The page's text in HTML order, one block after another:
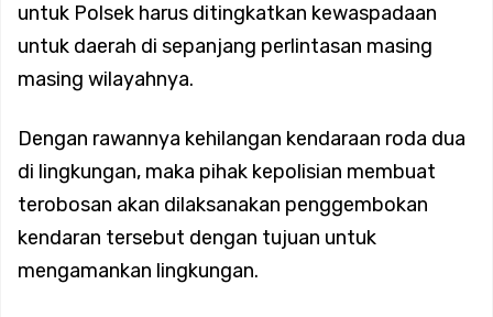
Koramil 02/Tambora Intensif Pantau Harga Sembako,
Pastikan Stok Bahan Pokok Aman untuk Masyarakat
Koramil 02/Tambora Pastikan Seluruh Wilayah Binaan
Aman, Monitoring Dini Hari Tunjukkan Nihil Genangan
Koramil 02/Tambora Perkuat Komsos, Babinsa Ajak Warga
untuk Polsek harus ditingkatkan kewaspadaan
untuk daerah di sepanjang perlintasan masing
masing wilayahnya.
Dengan rawannya kehilangan kendaraan roda dua
di lingkungan, maka pihak kepolisian membuat
terobosan akan dilaksanakan penggembokan
kendaran tersebut dengan tujuan untuk
mengamankan lingkungan.